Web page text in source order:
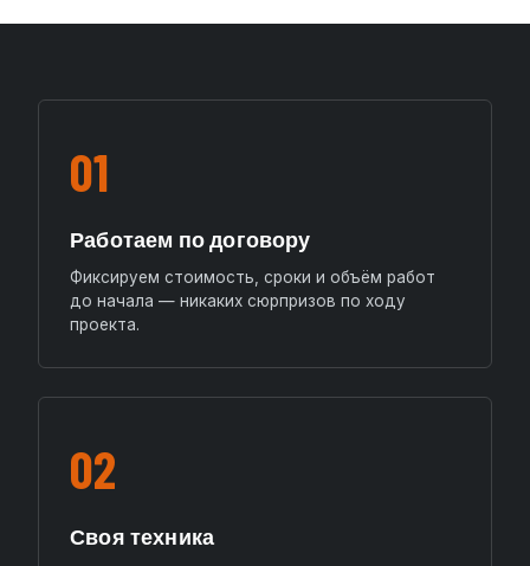
01
Работаем по договору
Фиксируем стоимость, сроки и объём работ
до начала — никаких сюрпризов по ходу
проекта.
02
Своя техника